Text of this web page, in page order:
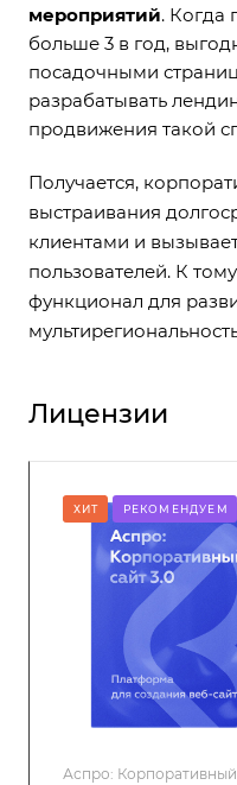
мероприятий. Когда
больше 3 в год,
посадочными
разрабатывать
продвижения такой
Получается,
выстраивания
клиентами и
пользователей. К
функционал для
Лицензии
ХИТ РЕКОМЕНДУЕМ
Аспро: Корпоративный